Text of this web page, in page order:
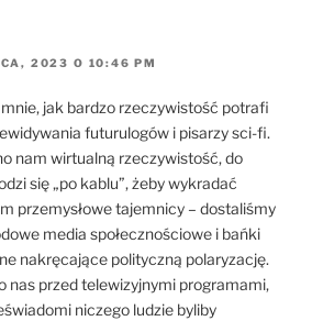
2023 O 10:46 PM
jak bardzo rzeczywistość potrafi
futurulogów i pisarzy sci-fi.
nam wirtualną rzeczywistość, do
się „po kablu”, żeby wykradać
przemysłowe tajemnicy – dostaliśmy
media społecznościowe i bańki
nakręcające polityczną polaryzację.
nas przed telewizyjnymi programami,
niczego ludzie byliby